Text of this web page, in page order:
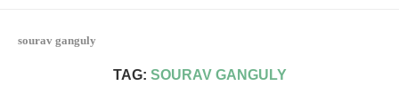
sourav ganguly
TAG: SOURAV GANGULY